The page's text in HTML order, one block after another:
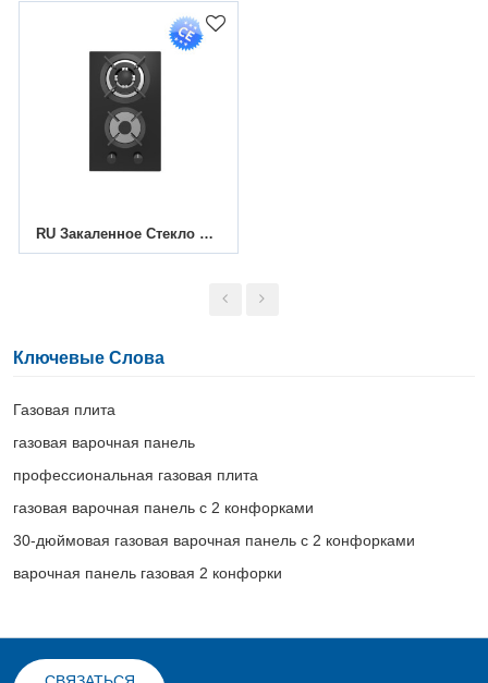
RU Закаленное Стекло Варочная Панель MGBG-312C5 | 310 Мм
Ключевые Слова
Газовая плита
газовая варочная панель
профессиональная газовая плита
газовая варочная панель с 2 конфорками
30-дюймовая газовая варочная панель с 2 конфорками
варочная панель газовая 2 конфорки